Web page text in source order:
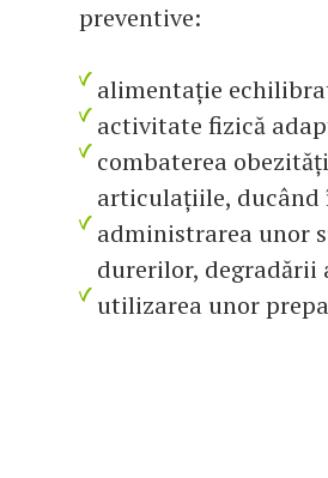
preventive:
alimentație
activitate fizică
combaterea
articulațiile, ducând
administrarea unor
durerilor,
utilizarea unor